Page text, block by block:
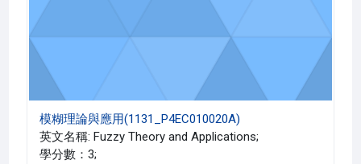
模糊理論與應用(1131_P4EC010020A)
英文名稱: Fuzzy Theory and Applications;
學分數：3;